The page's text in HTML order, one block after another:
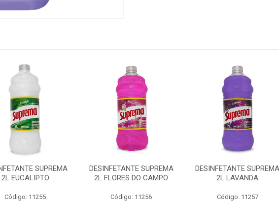
SUPREMA
2L EUCALIPTO
Código: 11255
DESINFETANTE SUPREMA
2L FLORES DO CAMPO
Código: 11256
DESINFETANTE SUPREMA
2L LAVANDA
Código: 11257